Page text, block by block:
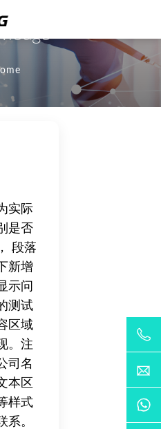
实际
是否
段落
新增
示问
测试
区域
。注
司名
本区
样式
系。